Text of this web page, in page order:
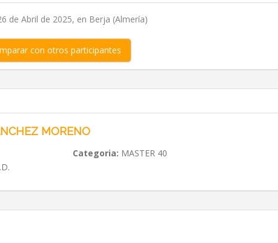
de Abril de 2025, en Berja (Almería)
con otros participantes
MORENO
Categoria: MASTER 40